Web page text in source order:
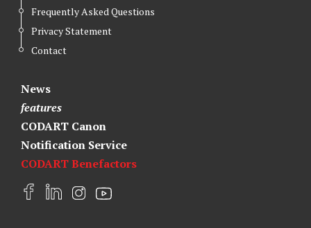
Frequently Asked Questions
Privacy Statement
Contact
News
features
CODART Canon
Notification Service
CODART Benefactors
F
L
I
Y